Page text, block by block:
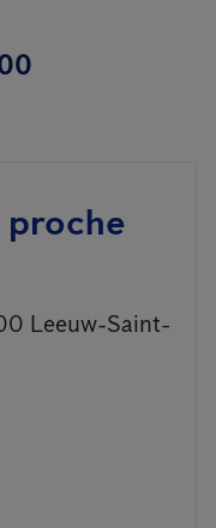
proche
Leeuw-Saint-